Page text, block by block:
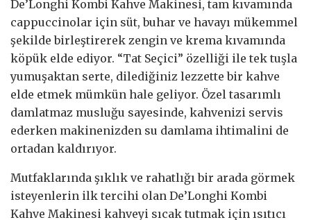
De’Longhi Kombi Kahve Makinesi, tam kıvamında
cappuccinolar için süt, buhar ve havayı mükemmel
şekilde birleştirerek zengin ve krema kıvamında
köpük elde ediyor. “Tat Seçici” özelliği ile tek tuşla
yumuşaktan serte, dilediğiniz lezzette bir kahve
elde etmek mümkün hale geliyor. Özel tasarımlı
damlatmaz musluğu sayesinde, kahvenizi servis
ederken makinenizden su damlama ihtimalini de
ortadan kaldırıyor.
Mutfaklarında şıklık ve rahatlığı bir arada görmek
isteyenlerin ilk tercihi olan De’Longhi Kombi
Kahve Makinesi kahveyi sıcak tutmak için ısıtıcı